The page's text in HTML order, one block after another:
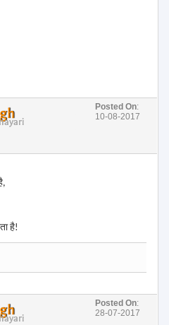
Posted On:
10-08-2017
है!
Posted On:
28-07-2017